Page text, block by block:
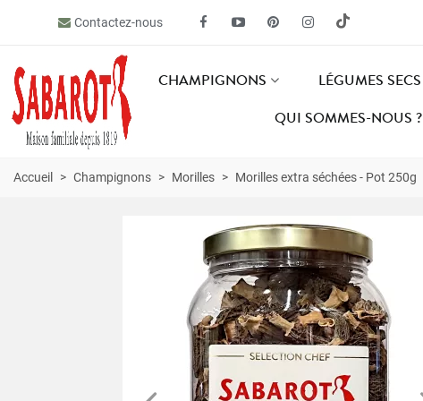
Contactez-nous
CHAMPIGNONS LÉGUMES SECS
QUI SOMMES-NOUS ?
Accueil > Champignons > Morilles > Morilles extra séchées - Pot 250g